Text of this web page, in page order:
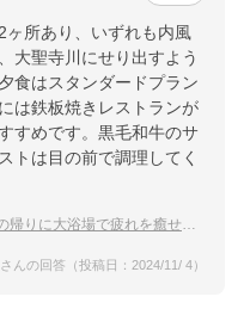
所あり、いずれも内風
大聖寺川にせり出すよう
食はスタンダードプラン
は鉄板焼きレストランが
すめです。黒毛和牛のサ
トは目の前で調理してく
場で疲れを癒せるような宿はありますか？
んの回答（投稿日：2024/11/ 4）